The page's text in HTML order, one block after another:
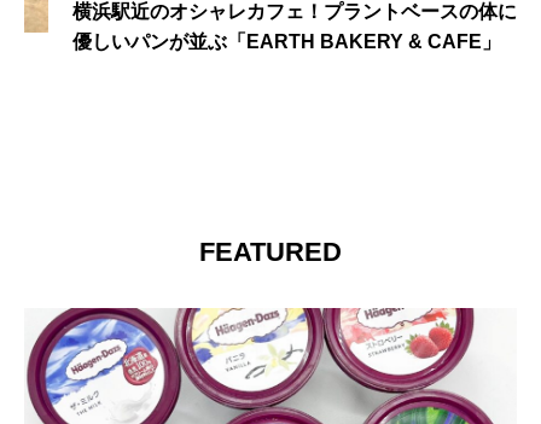
横浜駅近のオシャレカフェ！プラントベースの体に
優しいパンが並ぶ「EARTH BAKERY & CAFE」
FEATURED